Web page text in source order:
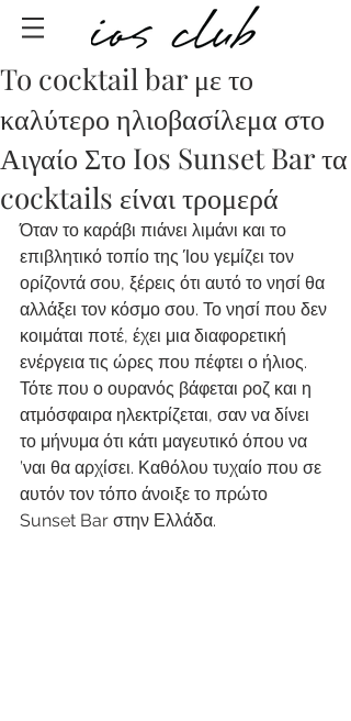
To cocktail bar με το
καλύτερο ηλιοβασίλεμα στο
Αιγαίο Στο Ios Sunset Bar τα
cocktails είναι τρομερά
Όταν το καράβι πιάνει λιμάνι και το
επιβλητικό τοπίο της Ίου γεμίζει τον
ορίζοντά σου, ξέρεις ότι αυτό το νησί θα
αλλάξει τον κόσμο σου. Το νησί που δεν
κοιμάται ποτέ, έχει μια διαφορετική
ενέργεια τις ώρες που πέφτει ο ήλιος.
Τότε που ο ουρανός βάφεται ροζ και η
ατμόσφαιρα ηλεκτρίζεται, σαν να δίνει
το μήνυμα ότι κάτι μαγευτικό όπου να
’ναι θα αρχίσει. Καθόλου τυχαίο που σε
αυτόν τον τόπο άνοιξε το πρώτο
Sunset Bar στην Ελλάδα.